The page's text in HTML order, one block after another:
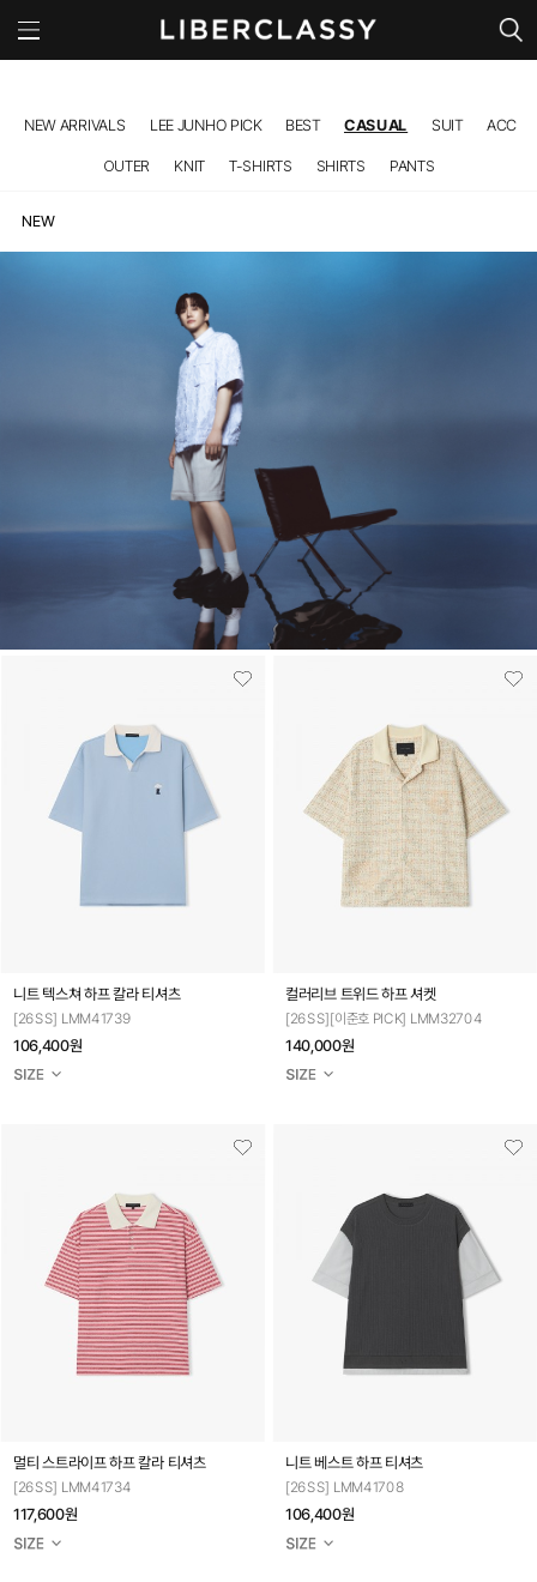
NEW ARRIVALS LEE JUNHO PICK BEST CASUAL SUIT ACC
OUTER KNIT T-SHIRTS SHIRTS PANTS
니트 텍스쳐 하프 칼라 티셔츠
[26SS] LMM41739
106,400원
컬러리브 트위드 하프 셔켓
[26SS][이준호 PICK] LMM32704
140,000원
멀티 스트라이프 하프 칼라 티셔츠
[26SS] LMM41734
117,600원
니트 베스트 하프 티셔츠
[26SS] LMM41708
106,400원